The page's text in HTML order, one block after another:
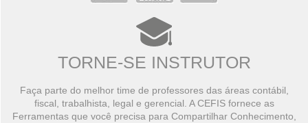
TORNE-SE INSTRUTOR
Faça parte do melhor time de professores das áreas contábil,
fiscal, trabalhista, legal e gerencial. A CEFIS fornece as
Ferramentas que você precisa para Compartilhar Conhecimento,